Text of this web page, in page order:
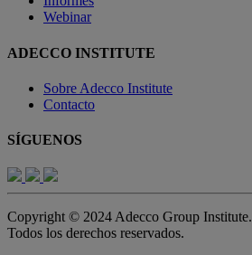
Webinar
ADECCO INSTITUTE
Sobre Adecco Institute
Contacto
SÍGUENOS
Copyright © 2024 Adecco Group Institute.
Todos los derechos reservados.